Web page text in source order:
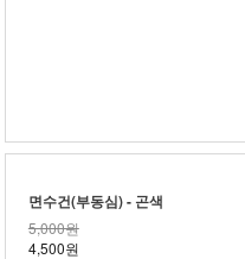
면수건(부동심) - 곤색
5,000원
4,500원